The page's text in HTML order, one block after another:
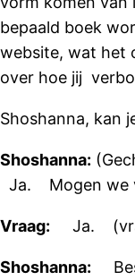
bepaald boek
website, wat het
over hoe jij
Shoshanna, kan
Shoshanna:
Ja. Mogen we
Vraag: Ja.
Shoshanna: